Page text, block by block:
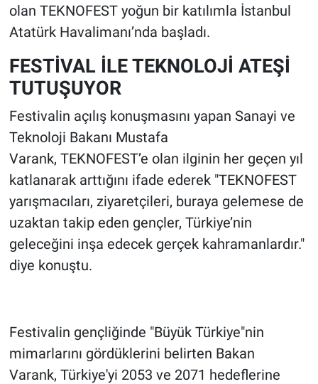
olan TEKNOFEST yoğun bir katılımla İstanbul
Atatürk Havalimanı’nda başladı.
FESTİVAL İLE TEKNOLOJİ ATEŞİ
TUTUŞUYOR
Festivalin açılış konuşmasını yapan Sanayi ve
Teknoloji Bakanı Mustafa
Varank, TEKNOFEST’e olan ilginin her geçen yıl
katlanarak arttığını ifade ederek "TEKNOFEST
yarışmacıları, ziyaretçileri, buraya gelemese de
uzaktan takip eden gençler, Türkiye’nin
geleceğini inşa edecek gerçek kahramanlardır."
diye konuştu.
Festivalin gençliğinde "Büyük Türkiye"nin
mimarlarını gördüklerini belirten Bakan
Varank, Türkiye'yi 2053 ve 2071 hedeflerine